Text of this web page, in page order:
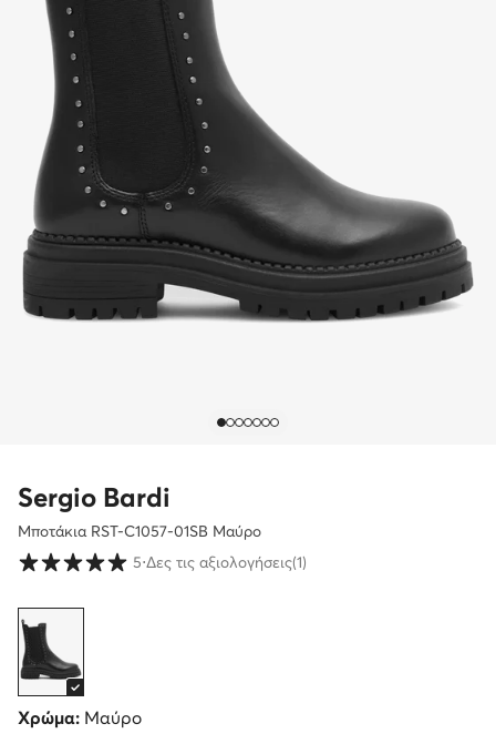
Sergio Bardi
Μποτάκια RST-C1057-01SB Μαύρο
Βαθμολογία πελατών σε κλίμακα 1 έως 5
5⋅Δες τις αξιολογήσεις(1)
Χρώμα: Μαύρο